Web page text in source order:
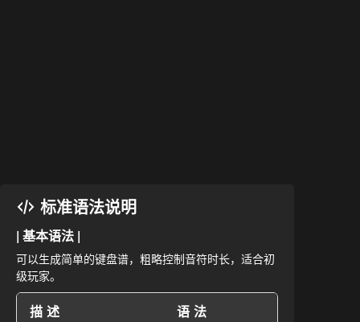
标准语法说明
| 基本语法 |
可以生成简单的键盘谱，粗略控制音符时长，适合初
级玩家。
描述 语法